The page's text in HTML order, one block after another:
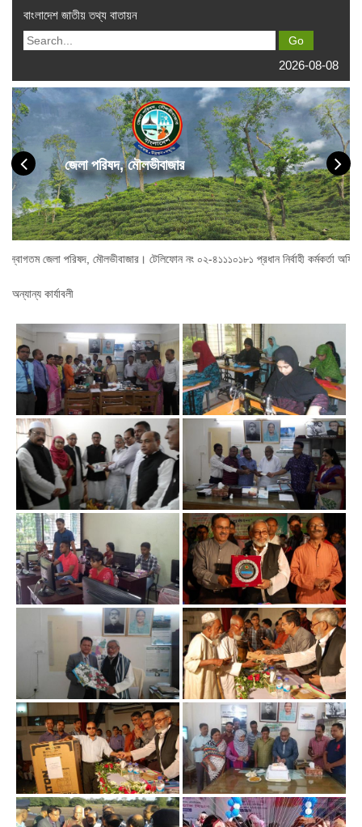
বাংলাদেশ জাতীয় তথ্য বাতায়ন
2026-08-08
জেলা পরিষদ, মৌলভীবাজার
মৌলভীবাজার। টেলিফোন নং ০২-৪১১১০১৮১ প্রধান নির্বাহী কর্মকর্তা অফিস : ০২-
অন্যান্য কার্যাবলী